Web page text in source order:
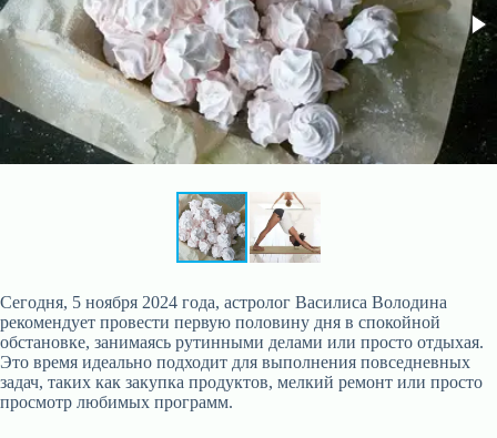
Сегодня, 5 ноября 2024 года, астролог Василиса Володина
рекомендует провести первую половину дня в спокойной
обстановке, занимаясь рутинными делами или просто отдыхая.
Это время идеально подходит для выполнения повседневных
задач, таких как закупка продуктов, мелкий ремонт или просто
просмотр любимых программ.